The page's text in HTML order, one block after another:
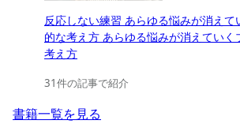
反応しない練習 あらゆる悩みが消えて
的な考え方 あらゆる悩みが消えていく
考え方
31件の記事で紹介
書籍一覧を見る